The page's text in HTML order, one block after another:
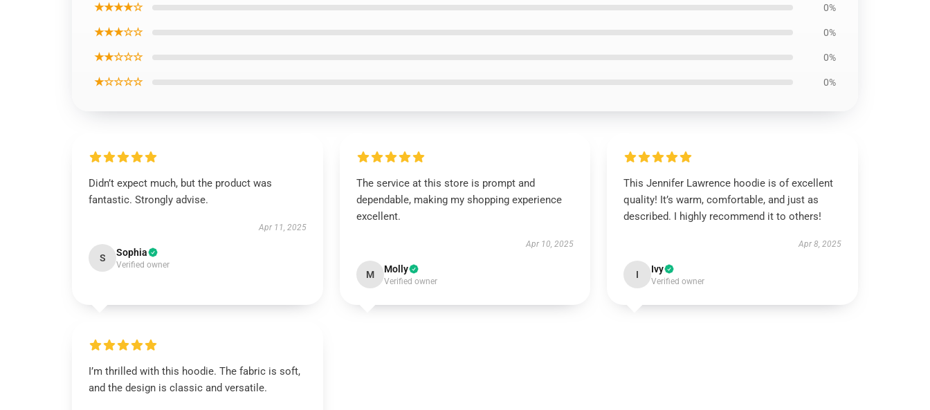
★★★★☆ 0%
★★★☆☆ 0%
★★☆☆☆ 0%
★☆☆☆☆ 0%
Didn’t expect much, but the product was
fantastic. Strongly advise.
Apr 11, 2025
S Sophia
Verified owner
The service at this store is prompt and
dependable, making my shopping experience
excellent.
Apr 10, 2025
M Molly
Verified owner
This Jennifer Lawrence hoodie is of excellent
quality! It’s warm, comfortable, and just as
described. I highly recommend it to others!
Apr 8, 2025
I Ivy
Verified owner
I’m thrilled with this hoodie. The fabric is soft,
and the design is classic and versatile.